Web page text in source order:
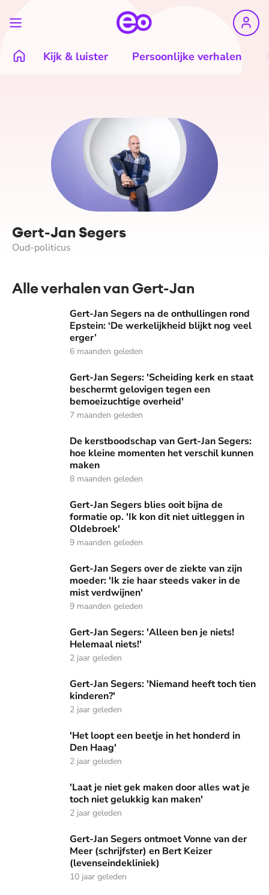
Kijk & luister Persoonlijke verhalen
Gert-Jan Segers
Oud-politicus
Alle verhalen van Gert-Jan
Gert-Jan Segers na de onthullingen rond Epstein: ‘De
Gert-Jan Segers na de onthullingen rond
Epstein: ‘De werkelijkheid blijkt nog veel
erger’
6 maanden geleden
Gert-Jan Segers: 'Scheiding kerk en staat beschermt
Gert-Jan Segers: 'Scheiding kerk en staat
beschermt gelovigen tegen een
bemoeizuchtige overheid'
7 maanden geleden
De kerstboodschap van Gert-Jan Segers: hoe kleine
De kerstboodschap van Gert-Jan Segers:
hoe kleine momenten het verschil kunnen
maken
8 maanden geleden
Gert-Jan Segers blies ooit bijna de formatie op. 'Ik kon dit
Gert-Jan Segers blies ooit bijna de
formatie op. 'Ik kon dit niet uitleggen in
Oldebroek'
9 maanden geleden
Gert-Jan Segers over de ziekte van zijn moeder: 'Ik zie
Gert-Jan Segers over de ziekte van zijn
moeder: 'Ik zie haar steeds vaker in de
mist verdwijnen'
9 maanden geleden
Gert-Jan Segers: 'Alleen ben je niets! Helemaal niets!'
Gert-Jan Segers: 'Alleen ben je niets!
Helemaal niets!'
2 jaar geleden
Gert-Jan Segers: 'Niemand heeft toch tien kinderen?'
Gert-Jan Segers: 'Niemand heeft toch tien
kinderen?'
2 jaar geleden
'Het loopt een beetje in het honderd in Den Haag'
'Het loopt een beetje in het honderd in
Den Haag'
2 jaar geleden
'Laat je niet gek maken door alles wat je toch niet gelukkig
'Laat je niet gek maken door alles wat je
toch niet gelukkig kan maken'
2 jaar geleden
Gert-Jan Segers ontmoet Vonne van der Meer
Gert-Jan Segers ontmoet Vonne van der
Meer (schrijfster) en Bert Keizer
(levenseindekliniek)
10 jaar geleden